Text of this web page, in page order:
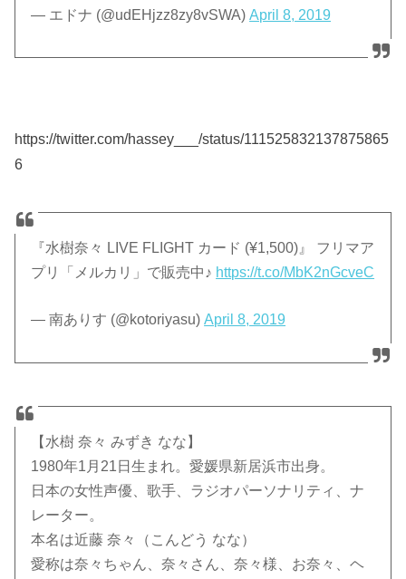
— エドナ (@udEHjzz8zy8vSWA)April 8, 2019
https://twitter.com/hassey___/status/111525832137875865
6
『水樹奈々 LIVE FLIGHT カード (¥1,500)』 フリマア
プリ「メルカリ」で販売中♪ https://t.co/MbK2nGcveC
— 南ありす (@kotoriyasu)April 8, 2019
【水樹 奈々 みずき なな】
1980年1月21日生まれ。愛媛県新居浜市出身。
日本の女性声優、歌手、ラジオパーソナリティ、ナ
レーター。
本名は近藤 奈々（こんどう なな）
愛称は奈々ちゃん、奈々さん、奈々様、お奈々、ヘ